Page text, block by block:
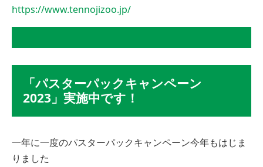
https://www.tennojizoo.jp/
「パスターパックキャンペーン
2023」実施中です！
一年に一度のパスターパックキャンペーン今年もはじま
りました